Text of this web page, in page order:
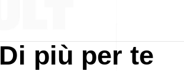
Di più per te